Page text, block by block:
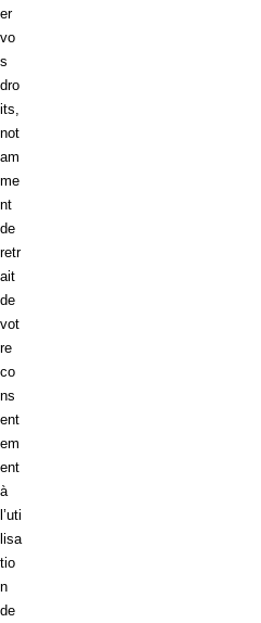
er
vo
s
dro
its,
not
am
me
nt
de
retr
ait
de
vot
re
co
ns
ent
em
ent
à
l’uti
lisa
tio
n
de